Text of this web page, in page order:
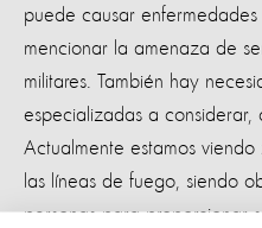
puede causar
mencionar la amenaza de
militares. También hay
especializadas a considerar,
Actualmente estamos
las líneas de fuego, siendo
personas para proporcionar